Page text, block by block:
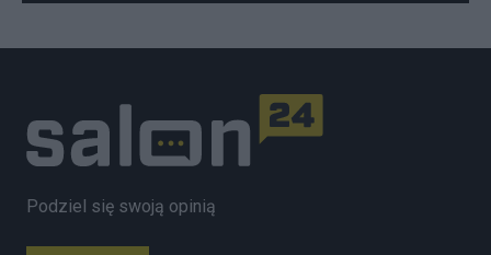
Podziel się swoją opinią